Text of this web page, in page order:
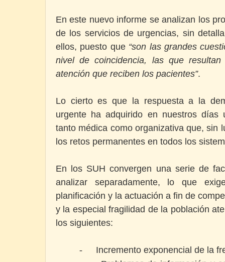
En este nuevo informe se analizan los
de los servicios de urgencias, sin
ellos, puesto que “son las grandes
nivel de coincidencia, las que
atención que reciben los pacientes”.
Lo cierto es que la respuesta a la
urgente ha adquirido en nuestros días
tanto médica como organizativa que, sin
los retos permanentes en todos los
En los SUH convergen una serie de
analizar separadamente, lo que
planificación y la actuación a fin de
y la especial fragilidad de la población
los siguientes:
- Incremento exponencial de la